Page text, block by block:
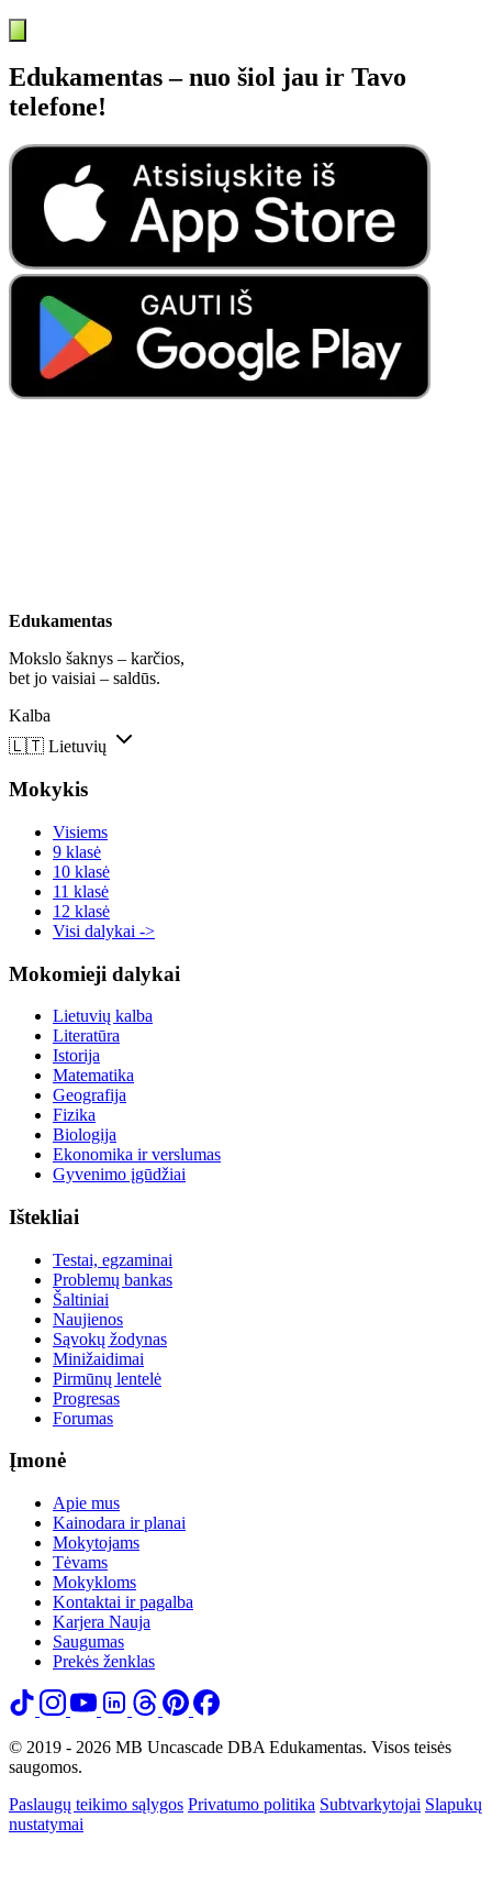
Edukamentas – nuo šiol jau ir Tavo
telefone!
Edukamentas
Mokslo šaknys – karčios,
bet jo vaisiai – saldūs.
Kalba
🇱🇹 Lietuvių
Mokykis
Visiems
9 klasė
10 klasė
11 klasė
12 klasė
Visi dalykai ->
Mokomieji dalykai
Lietuvių kalba
Literatūra
Istorija
Matematika
Geografija
Fizika
Biologija
Ekonomika ir verslumas
Gyvenimo įgūdžiai
Ištekliai
Testai, egzaminai
Problemų bankas
Šaltiniai
Naujienos
Sąvokų žodynas
Minižaidimai
Pirmūnų lentelė
Progresas
Forumas
Įmonė
Apie mus
Kainodara ir planai
Mokytojams
Tėvams
Mokykloms
Kontaktai ir pagalba
Karjera Nauja
Saugumas
Prekės ženklas
© 2019 - 2026 MB Uncascade DBA Edukamentas. Visos teisės
saugomos.
Paslaugų teikimo sąlygos Privatumo politika Subtvarkytojai Slapukų
nustatymai